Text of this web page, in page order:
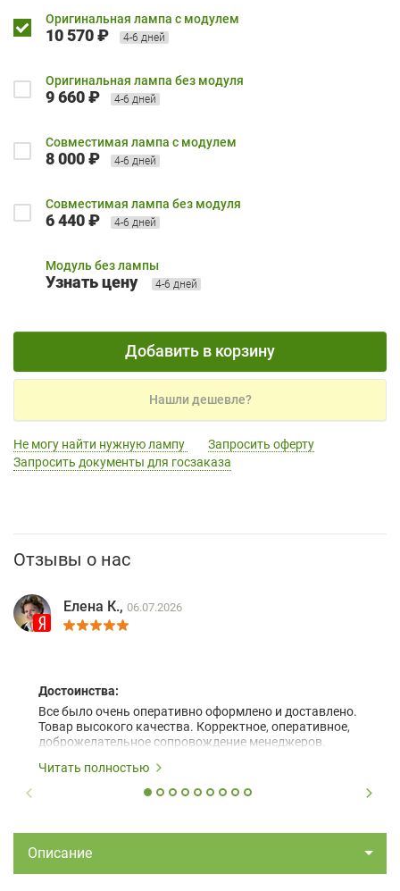
Оригинальная лампа с модулем
10 570 ₽ 4-6 дней
Оригинальная лампа без модуля
9 660 ₽ 4-6 дней
Совместимая лампа с модулем
8 000 ₽ 4-6 дней
Совместимая лампа без модуля
6 440 ₽ 4-6 дней
Модуль без лампы
Узнать цену 4-6 дней
Добавить в корзину
Нашли дешевле?
Не могу найти нужную лампу
Запросить оферту
Запросить документы для госзаказа
Отзывы о нас
Елена К., 06.07.2026
Достоинства:
Все было очень оперативно оформлено и доставлено.
Товар высокого качества. Корректное, оперативное,
доброжелательное сопровождение менеджеров.
Читать полностью
Описание